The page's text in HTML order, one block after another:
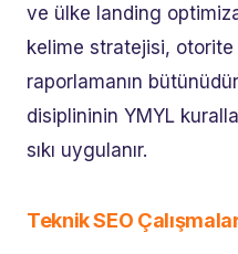
ve ülke landing
kelime stratejisi, otorite
raporlamanın
disiplininin YMYL
sıkı uygulanır.
Teknik SEO